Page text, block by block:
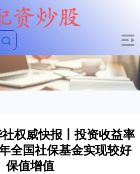
权威快报丨投资收益率
全国社保基金实现较好
保值增值